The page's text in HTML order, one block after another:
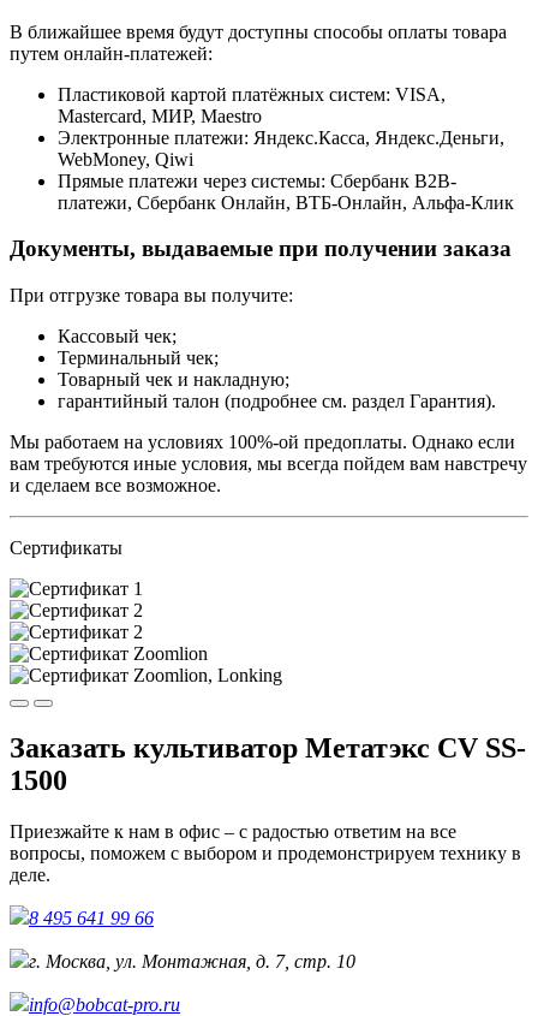
В ближайшее время будут доступны способы оплаты товара
путем онлайн-платежей:
Пластиковой картой платёжных систем: VISA,
Mastercard, МИР, Maestrо
Электронные платежи: Яндекс.Касса, Яндекс.Деньги,
WebMoney, Qiwi
Прямые платежи через системы: Сбербанк B2B-
платежи, Сбербанк Онлайн, ВТБ-Онлайн, Альфа-Клик
Документы, выдаваемые при получении заказа
При отгрузке товара вы получите:
Кассовый чек;
Терминальный чек;
Товарный чек и накладную;
гарантийный талон (подробнее см. раздел Гарантия).
Мы работаем на условиях 100%-ой предоплаты. Однако если
вам требуются иные условия, мы всегда пойдем вам навстречу
и сделаем все возможное.
Сертификаты
Заказать культиватор Метатэкс CV SS-
1500
Приезжайте к нам в офис – с радостью ответим на все
вопросы, поможем с выбором и продемонстрируем технику в
деле.
8 495 641 99 66
г. Москва, ул. Монтажная, д. 7, стр. 10
info@bobcat-pro.ru